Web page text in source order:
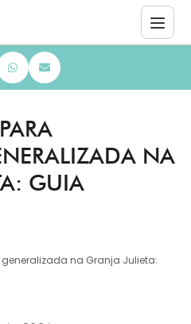
GENERALIZADA NA GRANJA
NA
GUIA